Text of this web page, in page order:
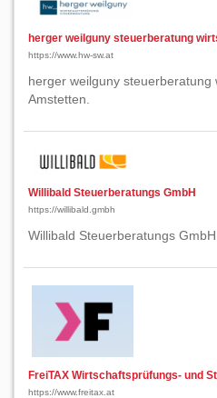
herger weilguny steuerberatung
https://www.hw-sw.at
herger weilguny steuerberatung
Amstetten.
Willibald Steuerberatungs GmbH
https://willibald.gmbh
Willibald Steuerberatungs
FreiTAX Wirtschaftsprüfungs- und
https://www.freitax.at